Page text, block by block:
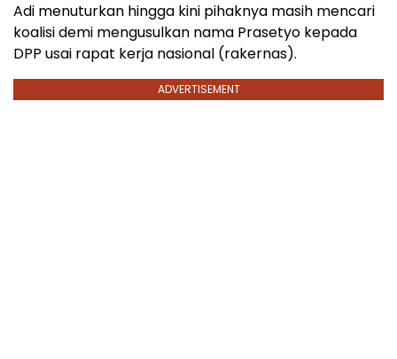
Adi menuturkan hingga kini pihaknya masih mencari
koalisi demi mengusulkan nama Prasetyo kepada
DPP usai rapat kerja nasional (rakernas).
ADVERTISEMENT